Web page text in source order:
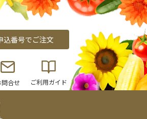
込番号でご注文
問合せ ご利用ガイド